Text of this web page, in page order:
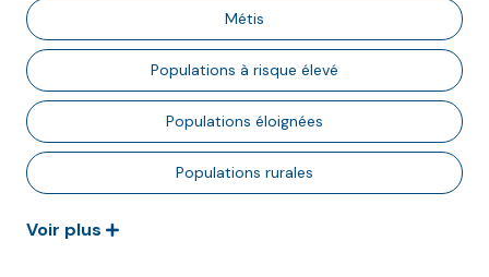
Métis
Populations à risque élevé
Populations éloignées
Populations rurales
Voir plus